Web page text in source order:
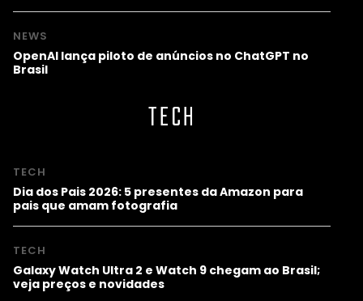
NEWS
OpenAI lança piloto de anúncios no ChatGPT no
Brasil
TECH
TECH
Dia dos Pais 2026: 5 presentes da Amazon para
pais que amam fotografia
TECH
Galaxy Watch Ultra 2 e Watch 9 chegam ao Brasil;
veja preços e novidades